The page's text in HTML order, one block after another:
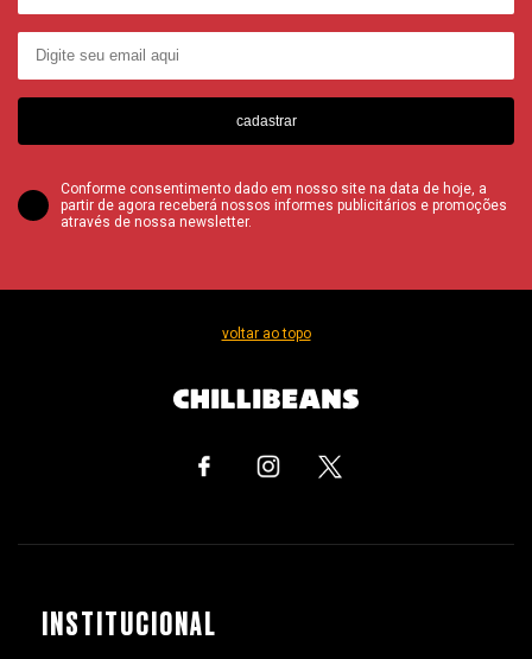
cadastrar
Conforme consentimento dado em nosso site na data de hoje, a
partir de agora receberá nossos informes publicitários e promoções
através de nossa newsletter.
voltar ao topo
INSTITUCIONAL